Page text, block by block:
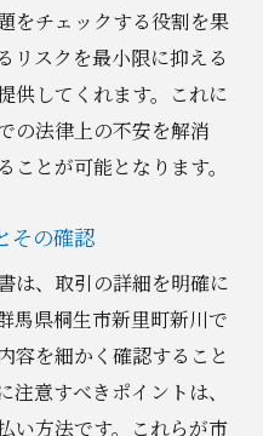
をチェックする役割を果
リスクを最小限に抑える
供してくれます。これに
の法律上の不安を解消
ことが可能となります。
その確認
は、取引の詳細を明確に
馬県桐生市新里町新川で
容を細かく確認すること
意すべきポイントは、
い方法です。これらが市